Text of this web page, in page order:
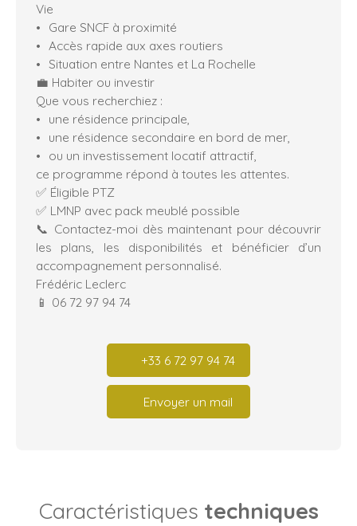
Vie
Gare SNCF à proximité
Accès rapide aux axes routiers
Situation entre Nantes et La Rochelle
💼 Habiter ou investir
Que vous recherchiez :
une résidence principale,
une résidence secondaire en bord de mer,
ou un investissement locatif attractif,
ce programme répond à toutes les attentes.
✅ Éligible PTZ
✅ LMNP avec pack meublé possible
📞 Contactez-moi dès maintenant pour découvrir
les plans, les disponibilités et bénéficier d’un
accompagnement personnalisé.
Frédéric Leclerc
📱 06 72 97 94 74
+33 6 72 97 94 74
Envoyer un mail
Caractéristiques techniques